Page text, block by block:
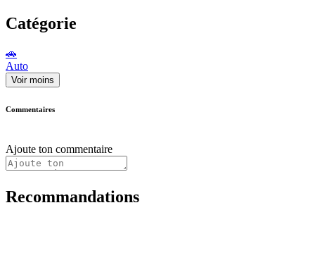
Catégorie
🚗
Auto
Voir moins
Commentaires
Ajoute ton commentaire
Recommandations